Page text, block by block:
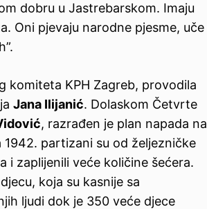
dobru u Jastrebarskom. Imaju
Oni pjevaju narodne pjesme, uče
komiteta KPH Zagreb, provodila
Jana Ilijanić. Dolaskom Četvrte
, razrađen je plan napada na
partizani su od željezničke
i zaplijenili veće količine šećera.
koja su kasnije sa
ljudi dok je 350 veće djece